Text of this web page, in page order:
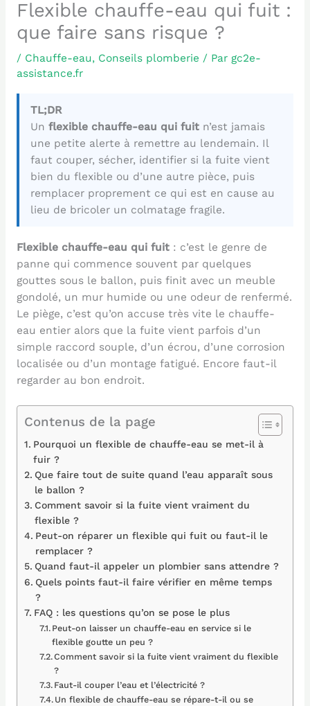
Flexible chauffe-eau qui fuit :
que faire sans risque ?
/ Chauffe-eau, Conseils plomberie / Par gc2e-
assistance.fr
TL;DR
Un flexible chauffe-eau qui fuitn’est jamais
une petite alerte à remettre au lendemain. Il
faut couper, sécher, identifier si la fuite vient
bien du flexible ou d’une autre pièce, puis
remplacer proprement ce qui est en cause au
lieu de bricoler un colmatage fragile.
Flexible chauffe-eau qui fuit: c’est le genre de
panne qui commence souvent par quelques
gouttes sous le ballon, puis finit avec un meuble
gondolé, un mur humide ou une odeur de renfermé.
Le piège, c’est qu’on accuse très vite le chauffe-
eau entier alors que la fuite vient parfois d’un
simple raccord souple, d’un écrou, d’une corrosion
localisée ou d’un montage fatigué. Encore faut-il
regarder au bon endroit.
Contenus de la page
Pourquoi un flexible de chauffe-eau se met-il à
fuir ?
Que faire tout de suite quand l’eau apparaît sous
le ballon ?
Comment savoir si la fuite vient vraiment du
flexible ?
Peut-on réparer un flexible qui fuit ou faut-il le
remplacer ?
Quand faut-il appeler un plombier sans attendre ?
Quels points faut-il faire vérifier en même temps
?
FAQ : les questions qu’on se pose le plus
Peut-on laisser un chauffe-eau en service si le
flexible goutte un peu ?
Comment savoir si la fuite vient vraiment du flexible
?
Faut-il couper l’eau et l’électricité ?
Un flexible de chauffe-eau se répare-t-il ou se